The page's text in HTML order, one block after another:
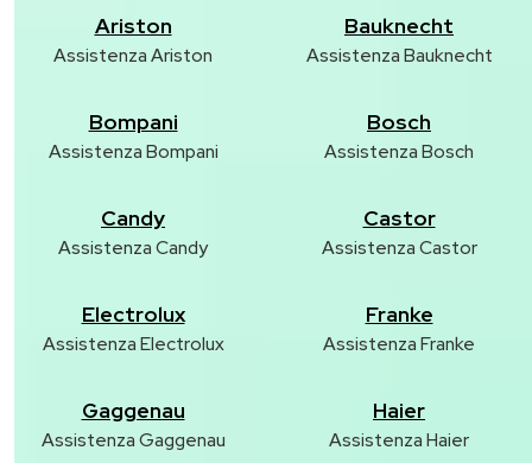
Ariston
Assistenza Ariston
Bauknecht
Assistenza Bauknecht
Bompani
Assistenza Bompani
Bosch
Assistenza Bosch
Candy
Assistenza Candy
Castor
Assistenza Castor
Electrolux
Assistenza Electrolux
Franke
Assistenza Franke
Gaggenau
Assistenza Gaggenau
Haier
Assistenza Haier